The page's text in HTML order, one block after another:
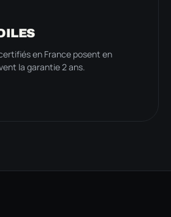
en France posent en
la garantie 2 ans.